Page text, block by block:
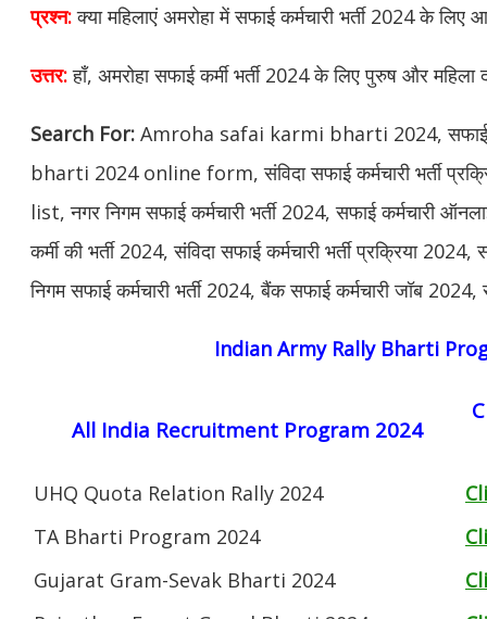
प्रश्न:क्या महिलाएं अमरोहा में सफाई कर्मचारी भर्ती 2024 के
उत्तर:हाँ, अमरोहा सफाई कर्मी भर्ती 2024 के लिए पुरुष और
Search For: Amroha safai karmi bharti 2024, सफाई
bharti 2024 online form, संविदा सफाई कर्मचारी भर्ती
list, नगर निगम सफाई कर्मचारी भर्ती 2024, सफाई कर्मचारी
कर्मी की भर्ती 2024, संविदा सफाई कर्मचारी भर्ती प्रक्रिया 2024,
निगम सफाई कर्मचारी भर्ती 2024, बैंक सफाई कर्मचारी जॉब
Indian Army Rally Bharti
All India Recruitment Program 2024
UHQ Quota Relation Rally 2024
TA Bharti Program 2024
Gujarat Gram-Sevak Bharti 2024